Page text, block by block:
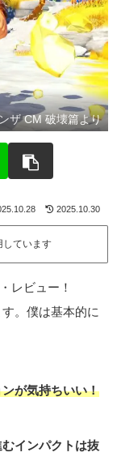
ザ CM 破壊篇より
2025.10.30
しています
レビュー！
。僕は基本的に
が気持ちいい！
インパクトは抜